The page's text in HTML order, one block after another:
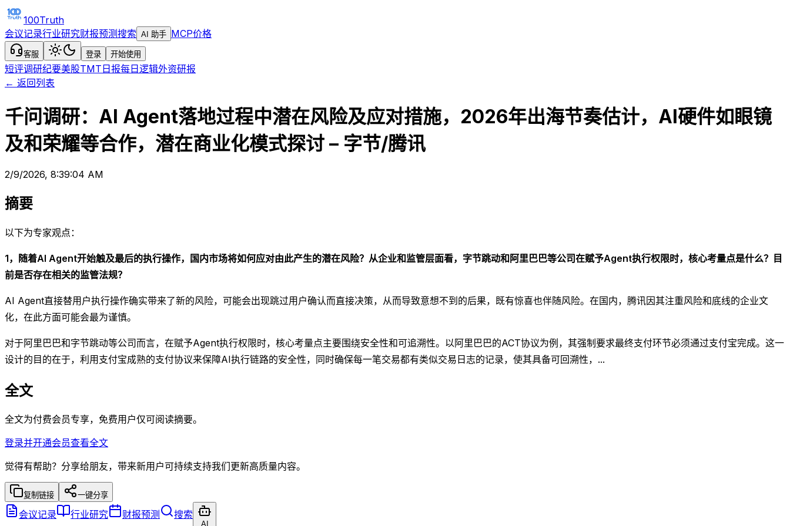
100Truth
会议记录行业研究财报预测搜索 AI 助手 MCP价格
客服 登录 开始使用
短评调研纪要美股TMT日报每日逻辑外资研报
← 返回列表
千问调研：AI Agent落地过程中潜在风险及应对措施，2026年出海节奏估计，AI硬件如眼镜
及和荣耀等合作，潜在商业化模式探讨 – 字节/腾讯
2/9/2026, 8:39:04 AM
摘要
以下为专家观点：
1，随着AI Agent开始触及最后的执行操作，国内市场将如何应对由此产生的潜在风险？从企业和监管层面看，字节跳动和阿里巴巴等公司在赋予Agent执行权限时，核心考量点是什么？目
前是否存在相关的监管法规？
AI Agent直接替用户执行操作确实带来了新的风险，可能会出现跳过用户确认而直接决策，从而导致意想不到的后果，既有惊喜也伴随风险。在国内，腾讯因其注重风险和底线的企业文
化，在此方面可能会最为谨慎。
对于阿里巴巴和字节跳动等公司而言，在赋予Agent执行权限时，核心考量点主要围绕安全性和可追溯性。以阿里巴巴的ACT协议为例，其强制要求最终支付环节必须通过支付宝完成。这一
设计的目的在于，利用支付宝成熟的支付协议来保障AI执行链路的安全性，同时确保每一笔交易都有类似交易日志的记录，使其具备可回溯性，...
全文
全文为付费会员专享，免费用户仅可阅读摘要。
登录并开通会员查看全文
觉得有帮助？分享给朋友，带来新用户可持续支持我们更新高质量内容。
复制链接 一键分享
会议记录 行业研究 财报预测 搜索
AI